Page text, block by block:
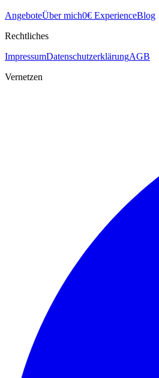
AngeboteÜber mich0€ ExperienceBlog
Rechtliches
ImpressumDatenschutzerklärungAGB
Vernetzen